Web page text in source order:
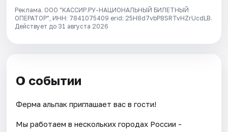
Реклама. ООО "КАССИР.РУ-НАЦИОНАЛЬНЫЙ БИЛЕТНЫЙ
ОПЕРАТОР", ИНН: 7841075409 erid: 25H8d7vbP8SRTvHZrUcdLB.
Действует до 31 августа 2026
О событии
Ферма альпак приглашает вас в гости!
Мы работаем в нескольких городах России -